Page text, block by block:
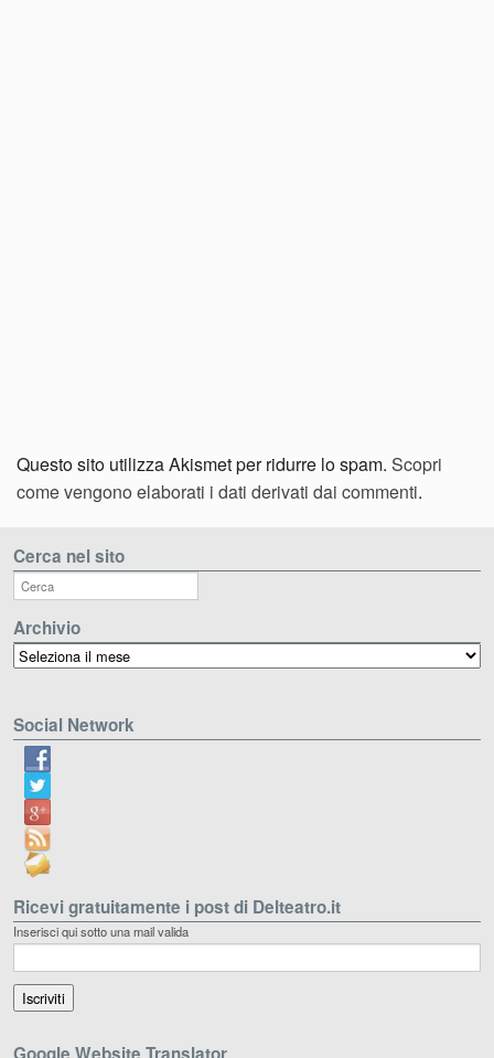
Questo sito utilizza Akismet per ridurre lo spam. Scopri
come vengono elaborati i dati derivati dai commenti.
Cerca nel sito
Archivio
Archivio
Social Network
Ricevi gratuitamente i post di Delteatro.it
Inserisci qui sotto una mail valida